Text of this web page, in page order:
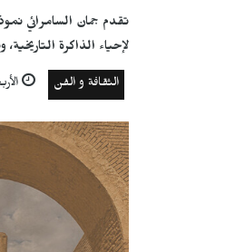
تقدم جمان السامرائي
لإحياء الذاكرة
الثقافة و الفن الأربعاء, 27